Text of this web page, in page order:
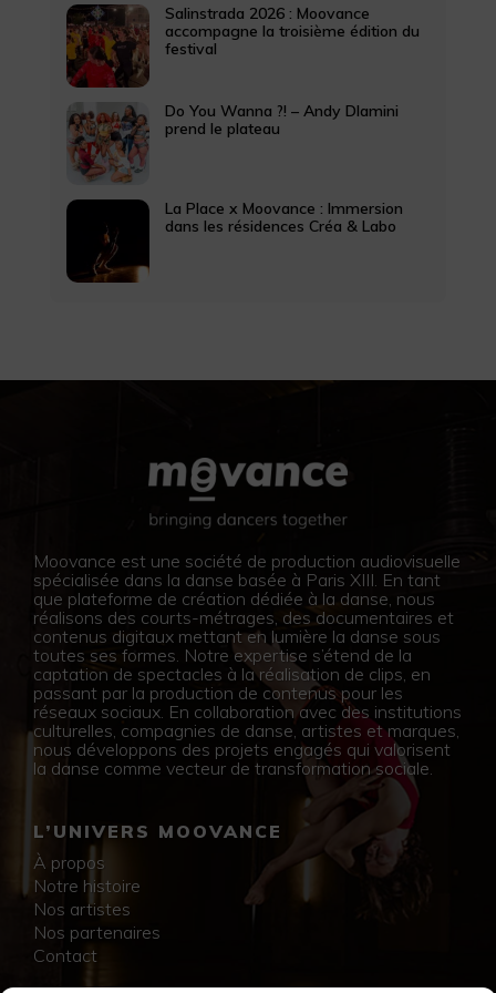
Salinstrada 2026 : Moovance
accompagne la troisième édition du
festival
Do You Wanna ?! – Andy Dlamini
prend le plateau
La Place x Moovance : Immersion
dans les résidences Créa & Labo
Moovance est une société de production audiovisuelle
spécialisée dans la danse basée à Paris XIII. En tant
que plateforme de création dédiée à la danse, nous
réalisons des courts-métrages, des documentaires et
contenus digitaux mettant en lumière la danse sous
toutes ses formes. Notre expertise s’étend de la
captation de spectacles à la réalisation de clips, en
passant par la production de contenus pour les
réseaux sociaux. En collaboration avec des institutions
culturelles, compagnies de danse, artistes et marques,
nous développons des projets engagés qui valorisent
la danse comme vecteur de transformation sociale.
L’UNIVERS MOOVANCE
À propos
Notre histoire
Nos artistes
Nos partenaires
Contact